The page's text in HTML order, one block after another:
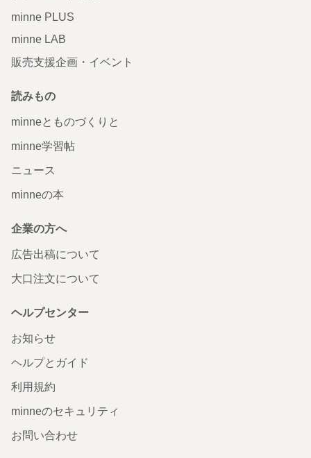
minne PLUS
minne LAB
販売支援企画・イベント
読みもの
minneとものづくりと
minne学習帖
ニュース
minneの本
企業の方へ
広告出稿について
大口注文について
ヘルプセンター
お知らせ
ヘルプとガイド
利用規約
minneのセキュリティ
お問い合わせ